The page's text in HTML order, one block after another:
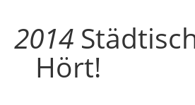
2014
Hört!